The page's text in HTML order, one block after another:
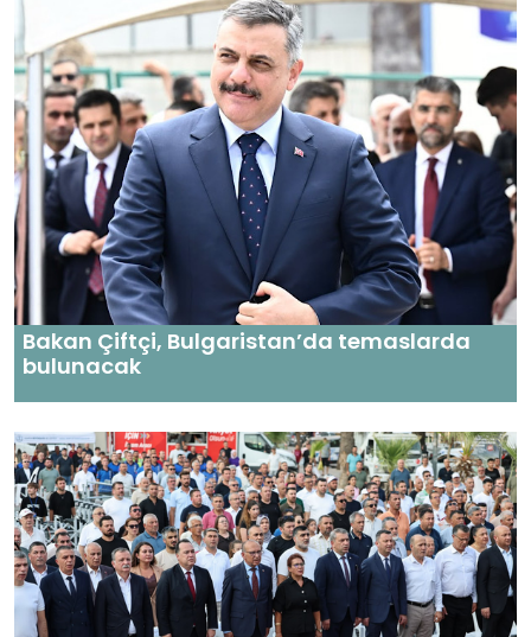
Bakan Çiftçi, Bulgaristan’da temaslarda
bulunacak